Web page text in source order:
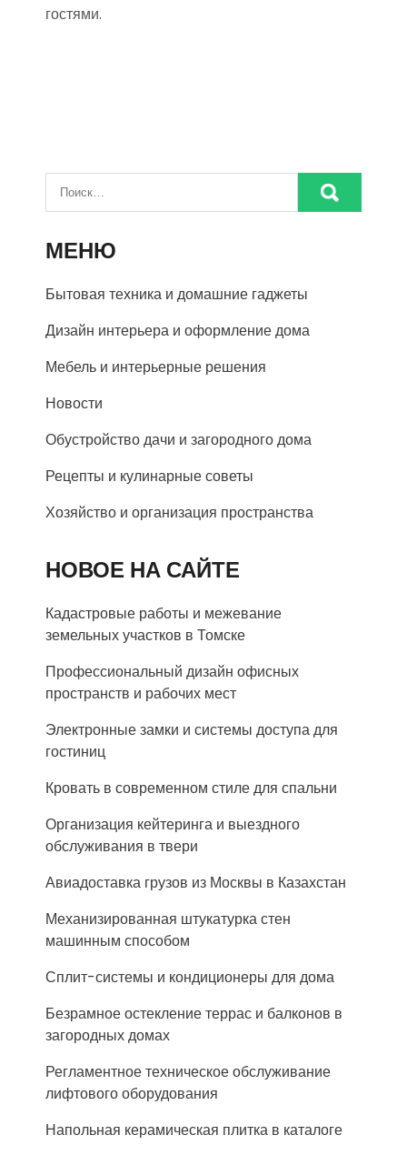
гостями.
МЕНЮ
Бытовая техника и домашние гаджеты
Дизайн интерьера и оформление дома
Мебель и интерьерные решения
Новости
Обустройство дачи и загородного дома
Рецепты и кулинарные советы
Хозяйство и организация пространства
НОВОЕ НА САЙТЕ
Кадастровые работы и межевание
земельных участков в Томске
Профессиональный дизайн офисных
пространств и рабочих мест
Электронные замки и системы доступа для
гостиниц
Кровать в современном стиле для спальни
Организация кейтеринга и выездного
обслуживания в твери
Авиадоставка грузов из Москвы в Казахстан
Механизированная штукатурка стен
машинным способом
Сплит-системы и кондиционеры для дома
Безрамное остекление террас и балконов в
загородных домах
Регламентное техническое обслуживание
лифтового оборудования
Напольная керамическая плитка в каталоге